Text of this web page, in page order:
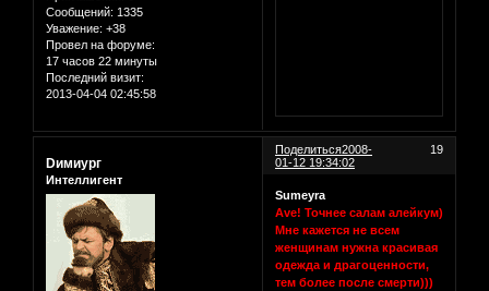
Сообщений: 1335
Уважение: +38
Провел на форуме:
17 часов 22 минуты
Последний визит:
2013-04-04 02:45:58
Поделиться 19
2008-
01-12 19:34:02
Dимиург
Интеллигент
Sumeyra
Ave! Точнее салам алейкум)
Мне кажется не всем
женщинам нужна красивая
одежда и драгоценности,
тем более после смерти)))